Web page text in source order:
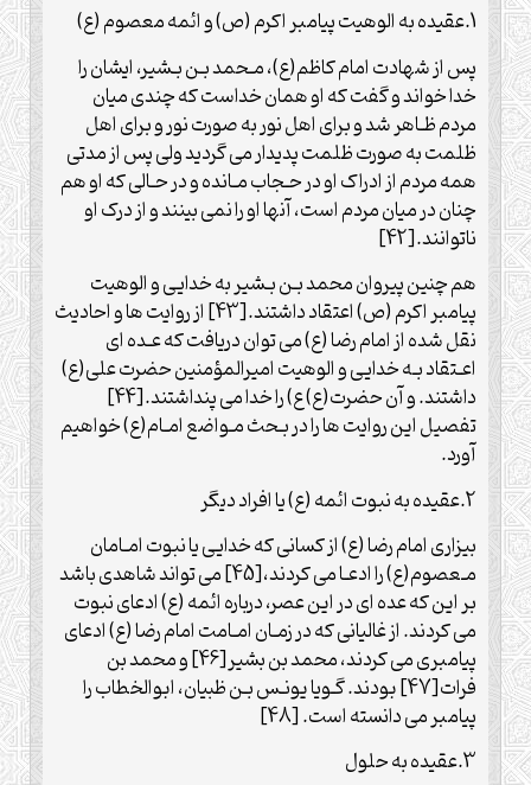
1.عقیده به الوهیت پیامبر اکرم (ص) و ائمه معصوم (ع)
پس از شهادت امام کاظم(ع)، مـحمد بـن بـشیر، ایشان را
خدا خواند و گفت که او همان خداست که چندی میان
مردم ظـاهر شد و برای اهل نور به صورت نور و برای اهل
ظلمت به صورت ظلمت پدیدار می گردید ولی پس از مدتی
همه مردم از ادراک او در حـجاب مـانده و در حـالی که او هم
چنان در میان مردم است، آنها او را نمی بینند و از درک او
ناتوانند.[42]
هم چنین پیروان محمد بـن بـشیر به خدایی و الوهیت
پیامبر اکرم (ص) اعتقاد داشتند.[43] از روایت ها و احادیث
نقل شده از امام رضا (ع) می توان دریافت که عـده ای
اعـتقاد بـه خدایی و الوهیت امیرالمؤمنین حضرت علی(ع)
داشتند. و آن حضرت(ع) ع) را خدا می پنداشتند.[44]
تفصیل این روایت ها را در بـحث مـواضع امـام(ع) خواهیم
آورد.
2.عقیده به نبوت ائمه (ع) یا افراد دیگر
بیزاری امام رضا (ع) از کسانی که خدایی یا نبوت امـامان
مـعصوم(ع) را ادعـا می کردند،[45] می تواند شاهدی باشد
بر این که عده ای در این عصر، درباره ائمه (ع) ادعای نبوت
می کردند. از غالیانی که در زمـان امـامت امام رضا (ع) ادعای
پیامبری می کردند، محمد بن بشیر[46] و محمد بن
فرات[47] بودند. گـویا یونـس بـن ظبیان، ابوالخطاب را
پیامبر می دانسته است. [48]
3.عقیده به حلول